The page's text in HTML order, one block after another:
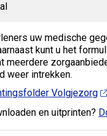
uw medische
kunt u het
meerdere
weer intrekken.
Volgjezorg
en uitprinten?